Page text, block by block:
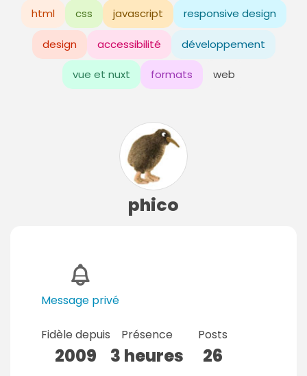
html css javascript responsive design
design accessibilité développement
vue et nuxt formats web
phico
Message privé
Fidèle depuis
2009
Présence
3 heures
Posts
26